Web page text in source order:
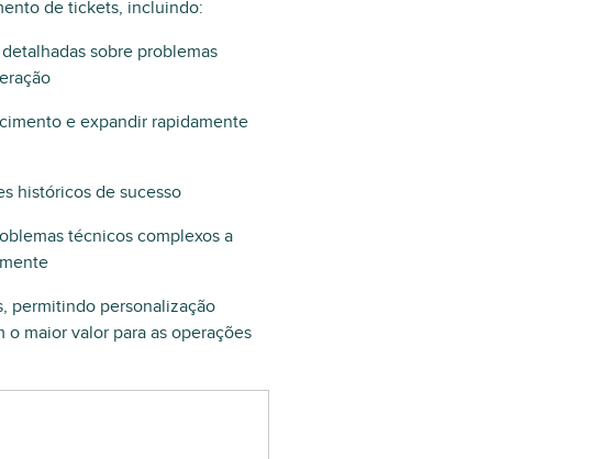
de tickets, incluindo:
sobre problemas
e expandir rapidamente
históricos de sucesso
técnicos complexos a
permitindo personalização
maior valor para as operações